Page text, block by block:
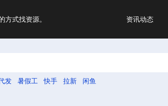
方式找资源。 资讯动态
发 暑假工 快手 拉新 闲鱼